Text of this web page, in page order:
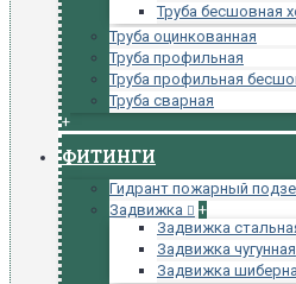
Труба бесшовная
Труба оцинкованная
Труба профильная
Труба профильная
Труба сварная
+
ФИТИНГИ
Гидрант пожарный
Задвижка
+
Задвижка
Задвижка чугунная
Задвижка